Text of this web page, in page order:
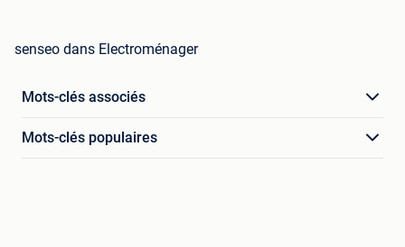
senseo dans Electroménager
Mots-clés associés
Mots-clés populaires